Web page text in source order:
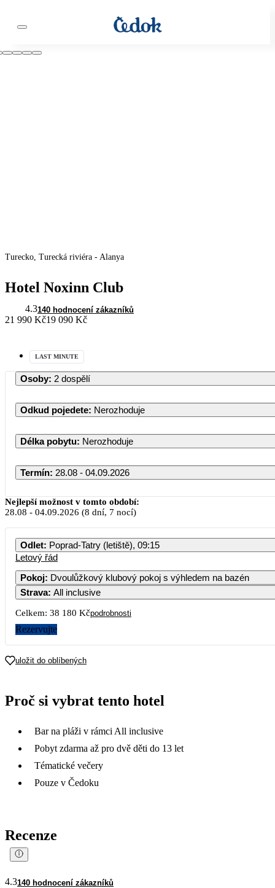
Turecko, Turecká riviéra - Alanya
Hotel Noxinn Club
4.3140 hodnocení zákazníků
21 990 Kč19 090 Kč
LAST MINUTE
Osoby: 2 dospělí
Odkud pojedete: Nerozhoduje
Délka pobytu: Nerozhoduje
Termín: 28.08 - 04.09.2026
Nejlepší možnost v tomto období:
28.08 - 04.09.2026 (8 dní, 7 nocí)
Odlet: Poprad-Tatry (letiště), 09:15
Letový řád
Pokoj: Dvoulůžkový klubový pokoj s výhledem na bazén
Strava: All inclusive
Celkem: 38 180 Kčpodrobnosti
Rezervujte
uložit do oblíbených
Proč si vybrat tento hotel
Bar na pláži v rámci All inclusive
Pobyt zdarma až pro dvě děti do 13 let
Tématické večery
Pouze v Čedoku
Recenze
4.3140 hodnocení zákazníků